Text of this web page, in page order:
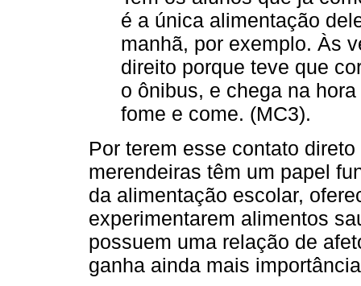
é a única alimentação
manhã, por exemplo. Às
direito porque teve que
o ônibus, e chega na
fome e come. (MC3).
Por terem esse contato
merendeiras têm um papel
da alimentação escolar,
experimentarem alimentos
possuem uma relação de
ganha ainda mais